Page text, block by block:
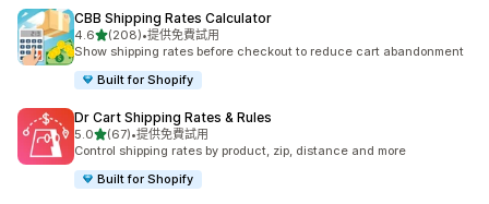
CBB Shipping Rates Calculator
4.6滿分 5 顆星
(208)
共有 208 則評價
•提供免費試用
Show shipping rates before checkout to reduce cart abandonment
Built for Shopify
Dr Cart Shipping Rates & Rules
5.0滿分 5 顆星
(67)
共有 67 則評價
•提供免費試用
Control shipping rates by product, zip, distance and more
Built for Shopify